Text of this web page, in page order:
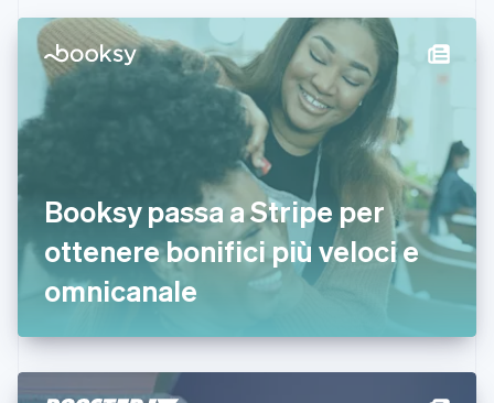
Booksy passa a Stripe per
ottenere bonifici più veloci e
omnicanale
Cipro
English
Croazia
English
Finlandia
Francia
Germania